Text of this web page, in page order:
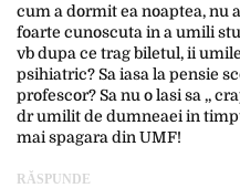
cum a dormit ea noaptea, nu
foarte cunoscuta in a umili
vb dupa ce trag biletul, ii
psihiatric? Sa iasa la pensie
profescor? Sa nu o lasi sa ,,
dr umilit de dumneaei in
mai spagara din UMF!
RĂSPUNDE